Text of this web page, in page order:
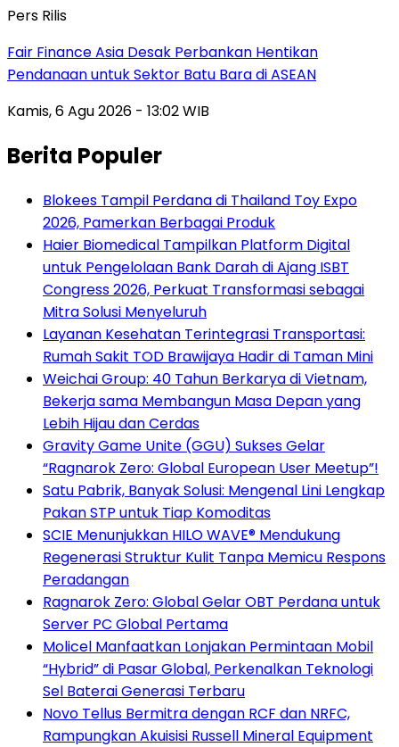
Pers Rilis
Fair Finance Asia Desak Perbankan Hentikan
Pendanaan untuk Sektor Batu Bara di ASEAN
Kamis, 6 Agu 2026 - 13:02 WIB
Berita Populer
Blokees Tampil Perdana di Thailand Toy Expo
2026, Pamerkan Berbagai Produk
Haier Biomedical Tampilkan Platform Digital
untuk Pengelolaan Bank Darah di Ajang ISBT
Congress 2026, Perkuat Transformasi sebagai
Mitra Solusi Menyeluruh
Layanan Kesehatan Terintegrasi Transportasi:
Rumah Sakit TOD Brawijaya Hadir di Taman Mini
Weichai Group: 40 Tahun Berkarya di Vietnam,
Bekerja sama Membangun Masa Depan yang
Lebih Hijau dan Cerdas
Gravity Game Unite (GGU) Sukses Gelar
“Ragnarok Zero: Global European User Meetup”!
Satu Pabrik, Banyak Solusi: Mengenal Lini Lengkap
Pakan STP untuk Tiap Komoditas
SCIE Menunjukkan HILO WAVE® Mendukung
Regenerasi Struktur Kulit Tanpa Memicu Respons
Peradangan
Ragnarok Zero: Global Gelar OBT Perdana untuk
Server PC Global Pertama
Molicel Manfaatkan Lonjakan Permintaan Mobil
“Hybrid” di Pasar Global, Perkenalkan Teknologi
Sel Baterai Generasi Terbaru
Novo Tellus Bermitra dengan RCF dan NRFC,
Rampungkan Akuisisi Russell Mineral Equipment